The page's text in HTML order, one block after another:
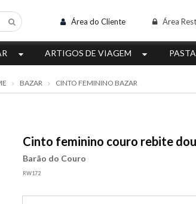
Área do Cliente Área
ARTIGOS DE VIAGEM
BAZAR CINTO FEMININO BAZAR
Cinto feminino couro rebite
Barão do Couro
RW172